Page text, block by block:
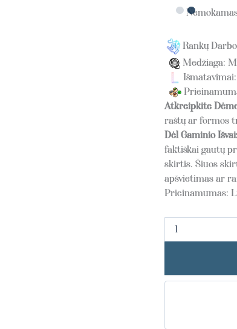
Rankų Darbo
Medžiaga:
Atkreipkite
raštų ar formos
Dėl Gaminio
faktiškai gautų
skirtis. Šiuos
apšvietimas ar
Prieinamumas: